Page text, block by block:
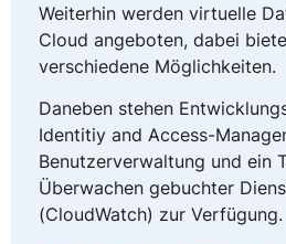
Weiterhin werden virtuelle
Cloud angeboten, dabei
verschiedene Möglichkeiten.
Daneben stehen
Identitiy and Access-
Benutzerverwaltung und ein
Überwachen gebuchter
(CloudWatch) zur Verfügung.